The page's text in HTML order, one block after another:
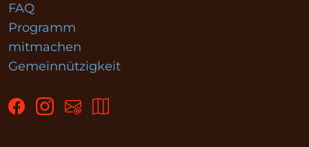
FAQ
Programm
mitmachen
Gemeinnützigkeit